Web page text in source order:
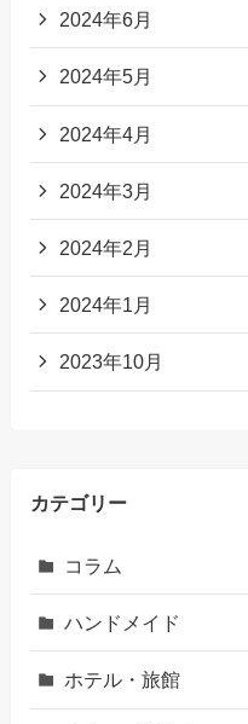
2024年6月
2024年5月
2024年4月
2024年3月
2024年2月
2024年1月
2023年10月
カテゴリー
コラム
ハンドメイド
ホテル・旅館